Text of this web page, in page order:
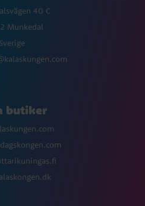
40 C
Munkedal
Sverige
butiker